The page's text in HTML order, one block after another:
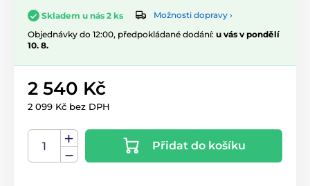
Skladem u nás 2 ks
Možnosti dopravy ›
Objednávky do 12:00, předpokládané dodání: u vás v pondělí
10. 8.
2 540 Kč
2 099 Kč bez DPH
Přidat do košíku